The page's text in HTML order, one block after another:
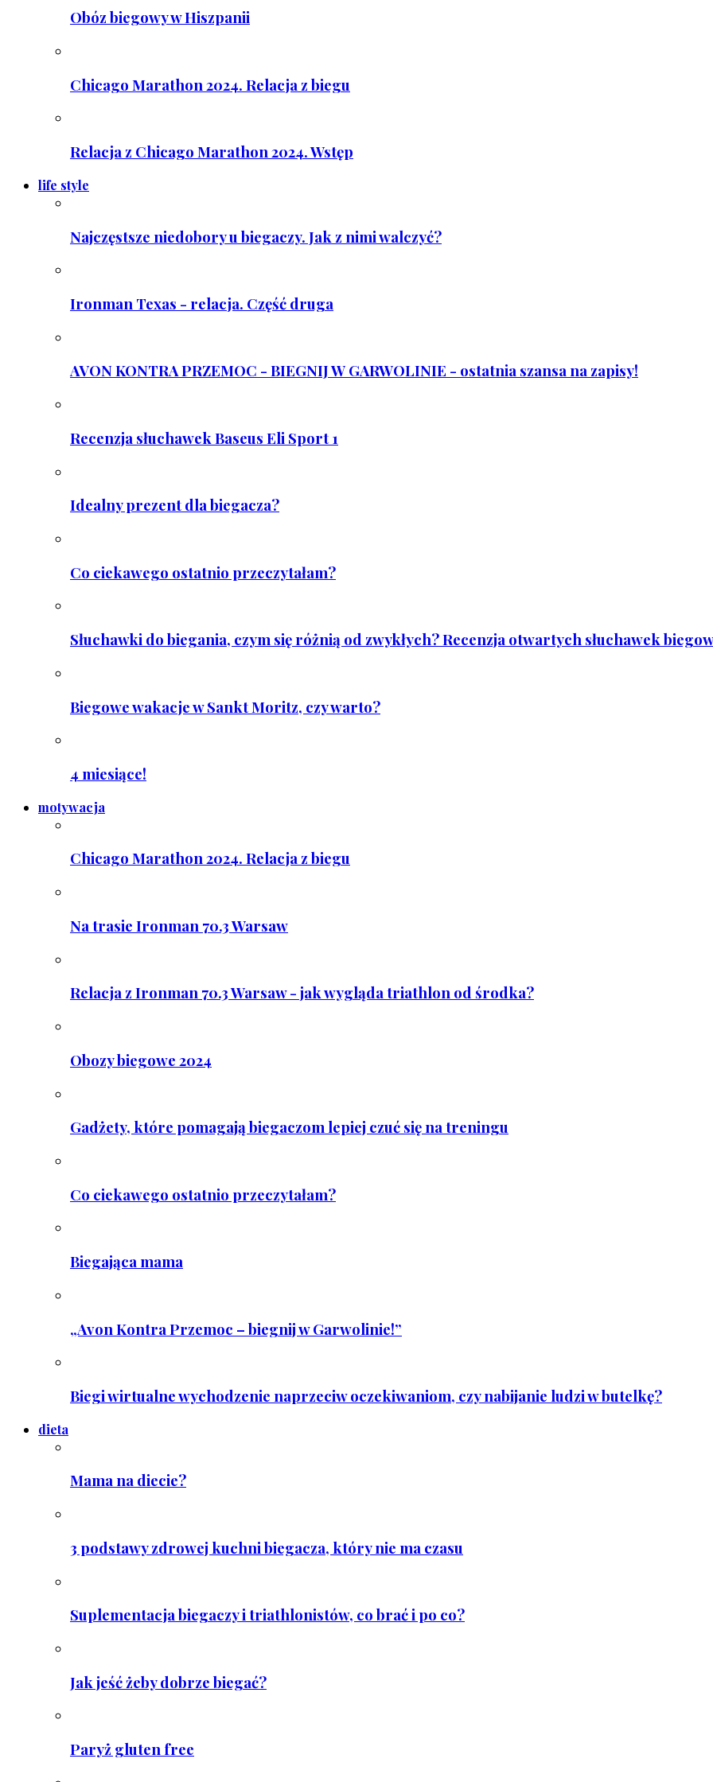
Obóz biegowy w Hiszpanii
Chicago Marathon 2024. Relacja z biegu
Relacja z Chicago Marathon 2024. Wstęp
life style
Najczęstsze niedobory u biegaczy. Jak z nimi walczyć?
Ironman Texas - relacja. Część druga
AVON KONTRA PRZEMOC - BIEGNIJ W GARWOLINIE - ostatnia szansa na zapisy!
Recenzja słuchawek Baseus Eli Sport 1
Idealny prezent dla biegacza?
Co ciekawego ostatnio przeczytałam?
Słuchawki do biegania, czym się różnią od zwykłych? Recenzja otwartych słuchawek
Biegowe wakacje w Sankt Moritz, czy warto?
4 miesiące!
motywacja
Chicago Marathon 2024. Relacja z biegu
Na trasie Ironman 70.3 Warsaw
Relacja z Ironman 70.3 Warsaw - jak wygląda triathlon od środka?
Obozy biegowe 2024
Gadżety, które pomagają biegaczom lepiej czuć się na treningu
Co ciekawego ostatnio przeczytałam?
Biegająca mama
„Avon Kontra Przemoc – biegnij w Garwolinie!”
Biegi wirtualne wychodzenie naprzeciw oczekiwaniom, czy nabijanie ludzi w butelkę?
dieta
Mama na diecie?
3 podstawy zdrowej kuchni biegacza, który nie ma czasu
Suplementacja biegaczy i triathlonistów, co brać i po co?
Jak jeść żeby dobrze biegać?
Paryż gluten free